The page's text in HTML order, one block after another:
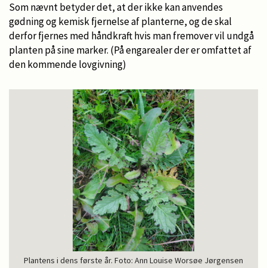
Som nævnt betyder det, at der ikke kan anvendes
gødning og kemisk fjernelse af planterne, og de skal
derfor fjernes med håndkraft hvis man fremover vil undgå
planten på sine marker. (På engarealer der er omfattet af
den kommende lovgivning)
Plantens i dens første år. Foto: Ann Louise Worsøe Jørgensen